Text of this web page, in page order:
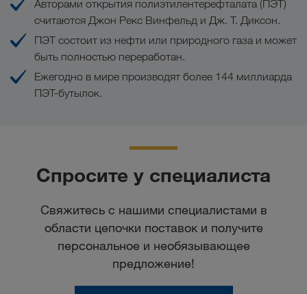
устойчивого развития отраслей экономики.
Социальная ответственность
Авторами открытия полиэтилентерефталата (ПЭТ)
считаются Джон Рекс Винфельд и Дж. Т. Диксон.
ПЭТ состоит из нефти или природного газа и может
быть полностью переработан.
Ежегодно в мире производят более 144 миллиарда
ПЭТ-бутылок.
Спросите у специалиста
Свяжитесь с нашими специалистами в
области цепочки поставок и получите
персональное и необязывающее
предложение!